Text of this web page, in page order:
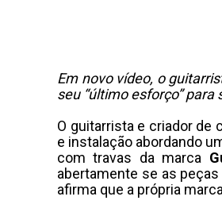
Em novo vídeo, o
seu “último esforço”
O guitarrista e criador de
e instalação abordando
com travas da marca
abertamente se as peças
afirma que a própria